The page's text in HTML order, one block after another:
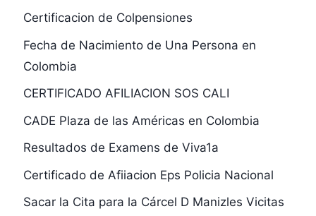
Certificacion de Colpensiones
Fecha de Nacimiento de Una Persona en
Colombia
CERTIFICADO AFILIACION SOS CALI
CADE Plaza de las Américas en Colombia
Resultados de Examens de Viva1a
Certificado de Afiiacion Eps Policia Nacional
Sacar la Cita para la Cárcel D Manizles Vicitas